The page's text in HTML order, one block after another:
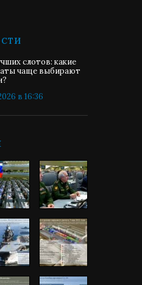
слотов: какие
чаще выбирают
в 16:36